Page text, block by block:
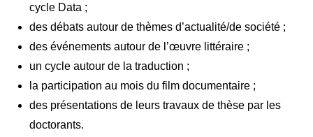
cycle Data ;
des débats autour de thèmes d’actualité/de société ;
des événements autour de l’œuvre littéraire ;
un cycle autour de la traduction ;
la participation au mois du film documentaire ;
des présentations de leurs travaux de thèse par les
doctorants.